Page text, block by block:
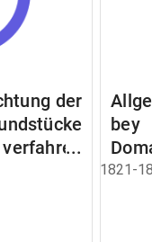
der
1821-